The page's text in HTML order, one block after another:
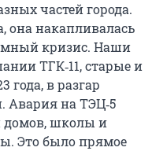
частей города.
она накапливалась
кризис. Наши
ТГК‑11, старые и
года, в разгар
Авария на ТЭЦ‑5
домов, школы и
Это было прямое